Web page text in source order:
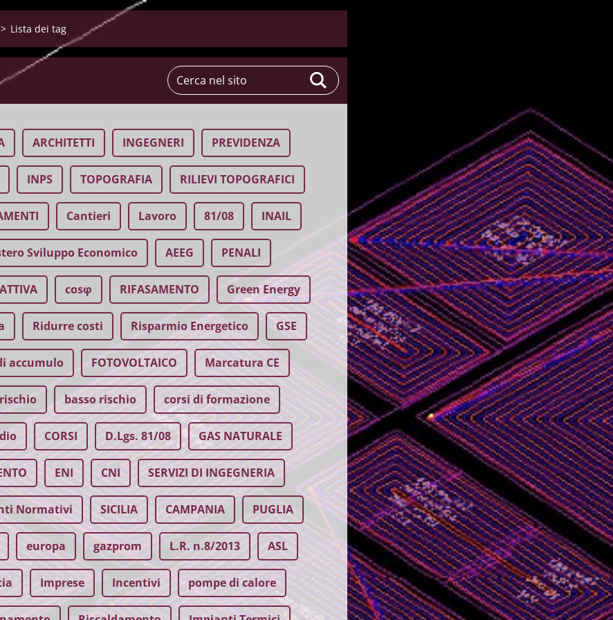
> Lista dei tag
ARCHITETTI INGEGNERI PREVIDENZA
INPS TOPOGRAFIA RILIEVI TOPOGRAFICI
Cantieri Lavoro 81/08 INAIL
Sviluppo Economico AEEG PENALI
cosφ RIFASAMENTO Green Energy
Ridurre costi Risparmio Energetico GSE
accumulo FOTOVOLTAICO Marcatura CE
basso rischio corsi di formazione
CORSI D.Lgs. 81/08 GAS NATURALE
ENI CNI SERVIZI DI INGEGNERIA
Normativi SICILIA CAMPANIA PUGLIA
europa gazprom L.R. n.8/2013 ASL
Imprese Incentivi pompe di calore